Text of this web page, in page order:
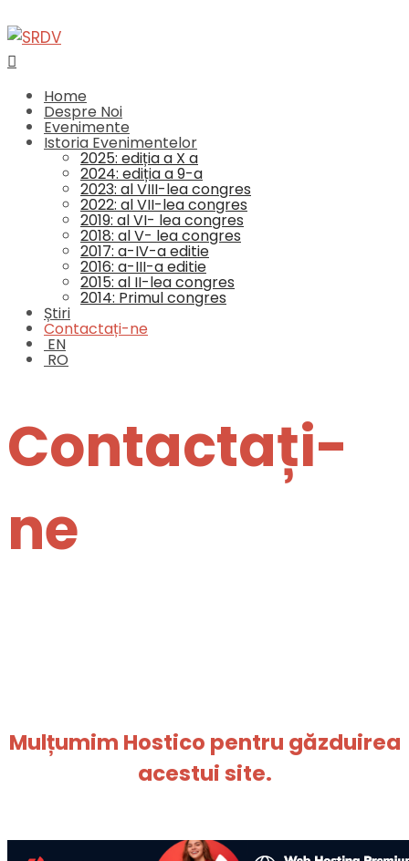
Home
Despre Noi
Evenimente
Istoria Evenimentelor
2025: ediția a X a
2024: ediția a 9-a
2023: al VIII-lea congres
2022: al VII-lea congres
2019: al VI- lea congres
2018: al V- lea congres
2017: a-IV-a editie
2016: a-III-a editie
2015: al II-lea congres
2014: Primul congres
Știri
Contactați-ne
EN
RO
Contactați-
ne
Mulțumim Hostico pentru găzduirea
acestui site.